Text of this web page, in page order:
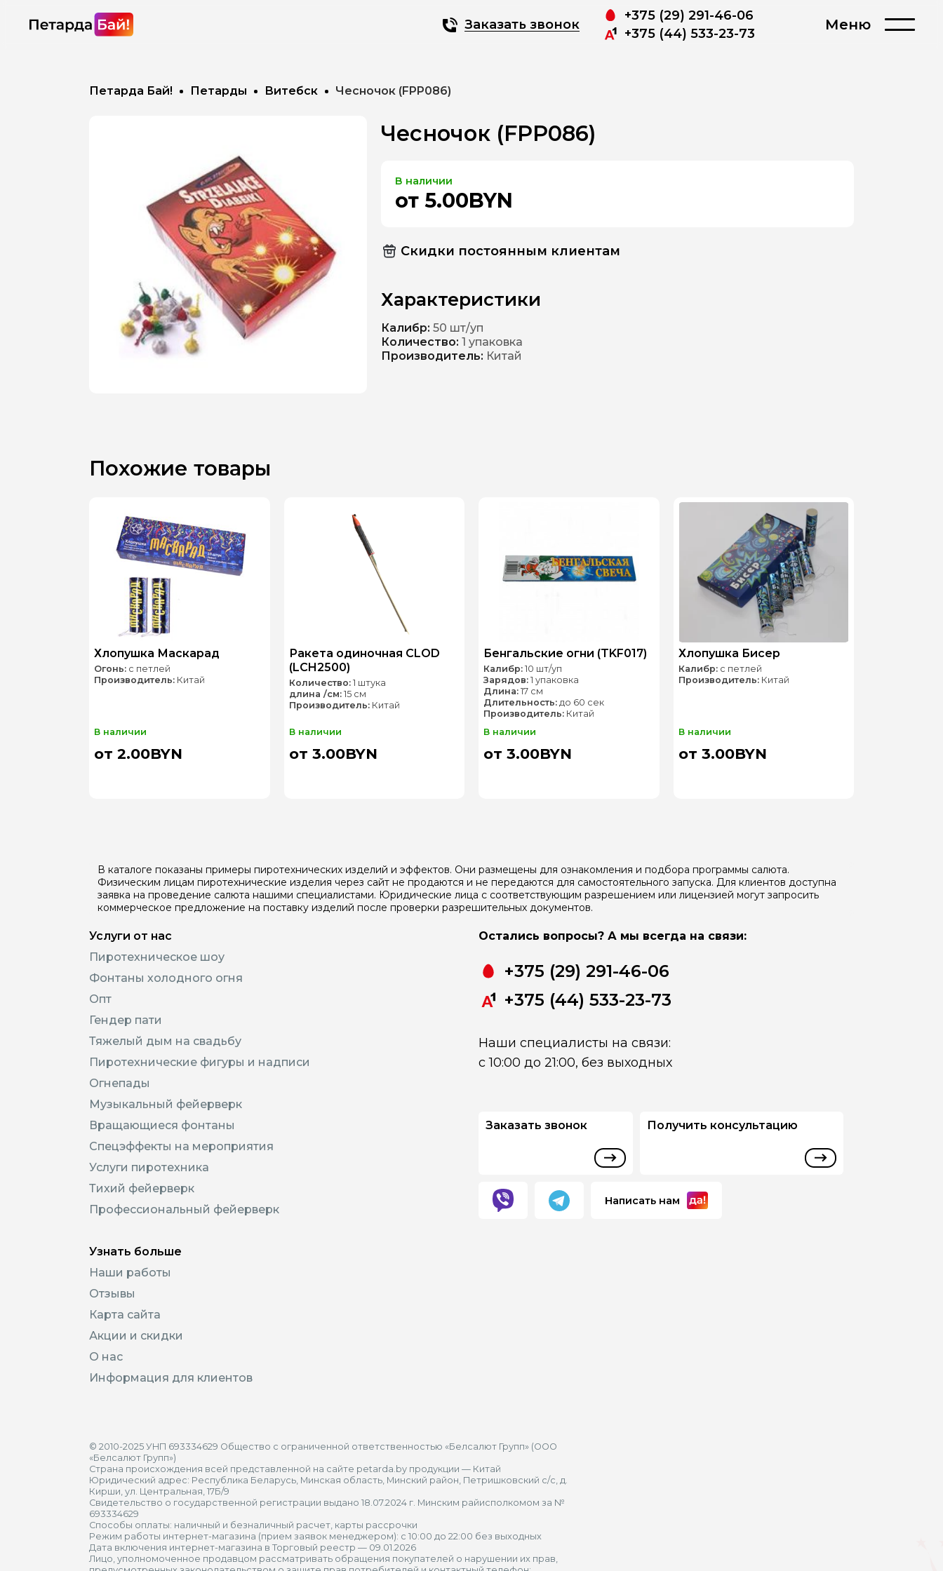
Заказать звонок
+375 (29) 291-46-06
+375 (44) 533-23-73
Меню
Петарда Бай! Петарды Витебск Чесночок (FPP086)
Чесночок (FPP086)
В наличии
от 5.00BYN
Скидки постоянным клиентам
Характеристики
Калибр: 50 шт/уп
Количество: 1 упаковка
Производитель: Китай
Похожие товары
Хлопушка Маскарад
Огонь: с петлей
Производитель: Китай
В наличии
от 2.00BYN
Ракета одиночная CLOD
(LCH2500)
Количество:1 штука
длина /см:15 см
Производитель: Китай
В наличии
от 3.00BYN
Бенгальские огни (TKF017)
Калибр: 10 шт/уп
Зарядов: 1 упаковка
Длина: 17 см
Длительность: до 60 сек
Производитель: Китай
В наличии
от 3.00BYN
Хлопушка Бисер
Калибр:с петлей
Производитель: Китай
В наличии
от 3.00BYN
В каталоге показаны примеры пиротехнических изделий и эффектов. Они размещены для ознакомления и подбора программы салюта.
Физическим лицам пиротехнические изделия через сайт не продаются и не передаются для самостоятельного запуска. Для клиентов доступна
заявка на проведение салюта нашими специалистами. Юридические лица с соответствующим разрешением или лицензией могут запросить
коммерческое предложение на поставку изделий после проверки разрешительных документов.
Услуги от нас
Пиротехническое шоу
Фонтаны холодного огня
Опт
Гендер пати
Тяжелый дым на свадьбу
Пиротехнические фигуры и надписи
Огнепады
Музыкальный фейерверк
Вращающиеся фонтаны
Спецэффекты на мероприятия
Услуги пиротехника
Тихий фейерверк
Профессиональный фейерверк
Узнать больше
Наши работы
Отзывы
Карта сайта
Акции и скидки
О нас
Информация для клиентов
Остались вопросы? А мы всегда на связи:
+375 (29) 291-46-06
+375 (44) 533-23-73
Наши специалисты на связи:
с 10:00 до 21:00, без выходных
Заказать звонок Получить консультацию
Написать нам
© 2010-2025 УНП 693334629 Общество с ограниченной ответственностью «Белсалют Групп» (ООО
«Белсалют Групп»)
Страна происхождения всей представленной на сайте petarda.by продукции — Китай
Юридический адрес: Республика Беларусь, Минская область, Минский район, Петришковский с/с, д.
Кирши, ул. Центральная, 17Б/9
Свидетельство о государственной регистрации выдано 18.07.2024 г. Минским райисполкомом за №
693334629
Способы оплаты: наличный и безналичный расчет, карты рассрочки
Режим работы интернет-магазина (прием заявок менеджером): с 10:00 до 22:00 без выходных
Дата включения интернет-магазина в Торговый реестр — 09.01.2026
Лицо, уполномоченное продавцом рассматривать обращения покупателей о нарушении их прав,